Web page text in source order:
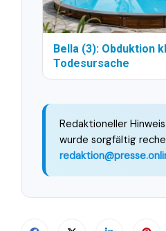
Bella (3): Obduktion
Todesursache
Redaktioneller
wurde sorgfältig